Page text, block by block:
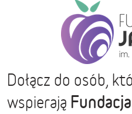
Dołącz do osób,
wspierają